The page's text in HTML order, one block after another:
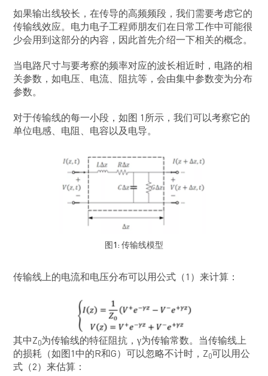
如果输出线较长，在传导的高频频段，我们需要考虑它的
传输线效应。电力电子工程师朋友们在日常工作中可能很
少会用到这部分的内容，因此首先介绍一下相关的概念。
当电路尺寸与要考察的频率对应的波长相近时，电路的相
关参数，如电压、电流、阻抗等，会由集中参数变为分布
参数。
对于传输线的每一小段，如图 1所示，我们可以考察它的
单位电感、电阻、电容以及电导。
图1: 传输线模型
传输线上的电流和电压分布可以用公式（1）来计算：
其中Z0为传输线的特征阻抗，γ为传输常数。当传输线上
的损耗（如图1中的R和G）可以忽略不计时，Z0可以用公
式（2）来估算：